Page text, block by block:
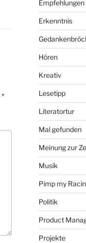
*
Empfehlungen
Erkenntnis
Hören
Kreativ
Lesetipp
Literatortur
Mal gefunden
Meinung zur
Musik
Pimp my
Politik
Product
Projekte